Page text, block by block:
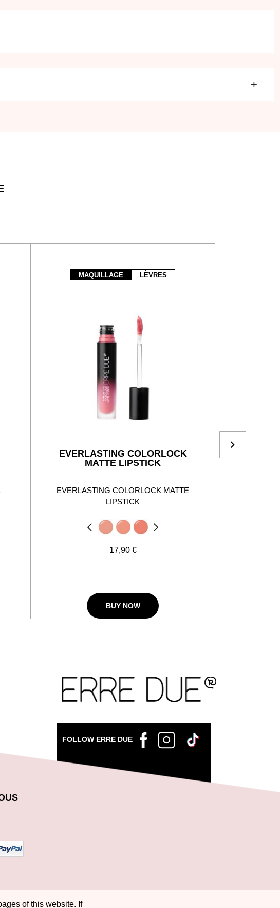
MAQUILLAGE LÈVRES
EVERLASTING COLORLOCK
MATTE LIPSTICK
EVERLASTING COLORLOCK MATTE
LIPSTICK
Précédent Suivant
17,90 €
BUY NOW
FOLLOW ERRE DUE
of this website. If